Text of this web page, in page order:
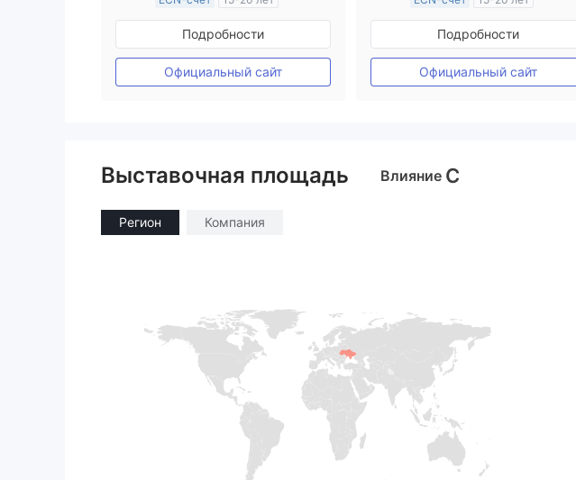
Регулирование в Австралия
Маркет-Мейкинг (MM)
Основной стандарт MT4
Подробности
Официальный сайт
Регулирование в Австралия
Маркет-Мейкинг (MM)
Основной стандарт MT4
Подробности
Официальный сайт
Выставочная площадь Влияние C
Регион Компания